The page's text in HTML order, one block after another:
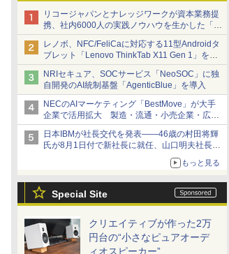
リコージャパンとナレッジワークが資本業務提
携、社内6000人の実践ノウハウを生かした「AI
商談記録 for RICOH」を展開へ
レノボ、NFC/FeliCaに対応する11型Androidタ
ブレット「Lenovo ThinkTab X11 Gen 1」を発
売
NRIセキュア、SOCサービス「NeoSOC」に独
自開発のAI統制基盤「AgenticBlue」を導入
NECのAIマーケティング「BestMove」が大手
企業で活用拡大 製造・流通・小売企業・広告
代理店などが実装フェーズへ
日本IBMが社長交代を発表――46歳の村田将輝
氏が8月1日付で新社長に就任、山口明夫社長は
もっと見る
Special Site
クリエイティブが作った2万
円台の“小さなピュアオーデ
ィオスピーカー”